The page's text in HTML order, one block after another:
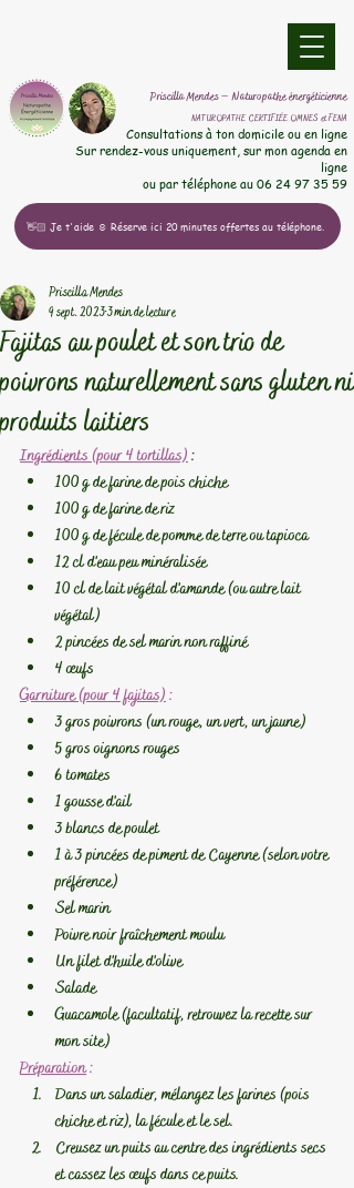
​Priscilla Mendes – Naturopathe énergéticienne
NATUROPATHE CERTIFIÉE OMNES et FENA
​Consultations à ton domicile ou en ligne
Sur rendez-vous uniquement, sur mon agenda en
ligne
ou par téléphone au 06 24 97 35 59
👋🏻 Je t'aide ☺️ Réserve ici 20 minutes offertes au téléphone.
Fajitas au poulet et son trio de
poivrons naturellement sans gluten ni
produits laitiers
Priscilla Mendes
9 sept. 20233 min de lecture
Ingrédients (pour 4 tortillas) :
100 g de farine de pois chiche
100 g de farine de riz
100 g de fécule de pomme de terre ou tapioca
12 cl d'eau peu minéralisée
10 cl de lait végétal d'amande (ou autre lait
végétal)
2 pincées de sel marin non raffiné
4 œufs
Garniture (pour 4 fajitas) :
3 gros poivrons (un rouge, un vert, un jaune)
5 gros oignons rouges
6 tomates
1 gousse d'ail
3 blancs de poulet
1 à 3 pincées de piment de Cayenne (selon votre
préférence)
Sel marin
Poivre noir fraîchement moulu
Un filet d'huile d'olive
Salade
Guacamole (facultatif, retrouvez la recette sur
mon site)
Préparation :
Dans un saladier, mélangez les farines (pois
chiche et riz), la fécule et le sel.
Creusez un puits au centre des ingrédients secs
et cassez les œufs dans ce puits.